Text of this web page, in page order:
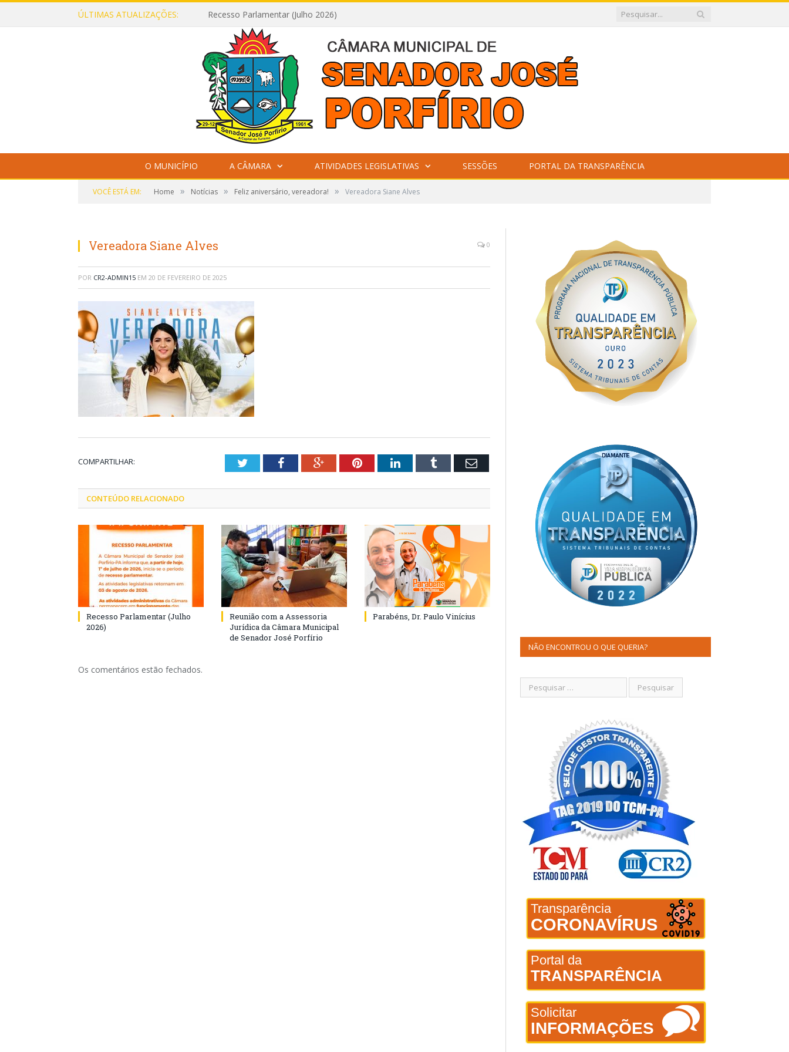
ÚLTIMAS ATUALIZAÇÕES: Recesso Parlamentar (Julho 2026)
O MUNICÍPIO A CÂMARA ATIVIDADES LEGISLATIVAS SESSÕES PORTAL DA TRANSPARÊNCIA
VOCÊ ESTÁ EM: Home » Notícias » Feliz aniversário, vereadora! » Vereadora Siane Alves
Vereadora Siane Alves 0
POR CR2-ADMIN15 EM 20 DE FEVEREIRO DE 2025
COMPARTILHAR: TwitterFacebookGoogle+PinterestLinkedInTumblr Email
CONTEÚDO RELACIONADO
Recesso Parlamentar (Julho
2026)
Reunião com a Assessoria
Jurídica da Câmara Municipal
de Senador José Porfírio
Parabéns, Dr. Paulo Vinícius
Os comentários estão fechados.
NÃO ENCONTROU O QUE QUERIA?
Transparência
CORONAVÍRUS
Portal da
TRANSPARÊNCIA
Solicitar
INFORMAÇÕES